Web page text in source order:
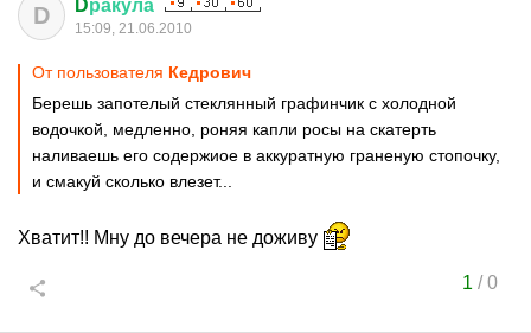
D Dракула
15:09, 21.06.2010
От пользователя Кедрович
Берешь запотелый стеклянный графинчик с холодной
водочкой, медленно, роняя капли росы на скатерть
наливаешь его содержиое в аккуратную граненую стопочку,
и смакуй сколько влезет...
Хватит!! Мну до вечера не доживу
1 /0